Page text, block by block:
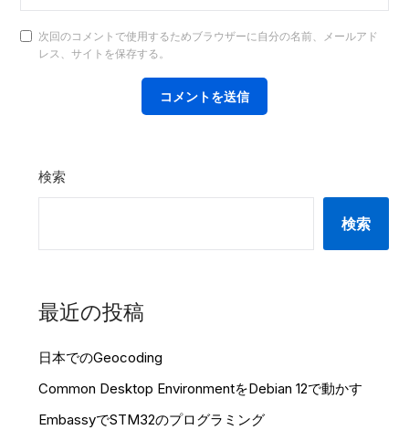
次回のコメントで使用するためブラウザーに自分の名前、メールアド
レス、サイトを保存する。
検索
検索
最近の投稿
日本でのGeocoding
Common Desktop EnvironmentをDebian 12で動かす
EmbassyでSTM32のプログラミング